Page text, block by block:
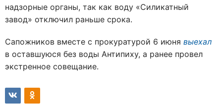
надзорные органы, так как воду «Силикатный
завод» отключил раньше срока.
Сапожников вместе с прокуратурой 6 июня выехал
в оставшуюся без воды Антипиху, а ранее провел
экстренное совещание.